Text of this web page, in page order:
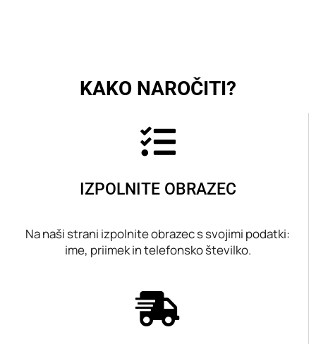
KAKO NAROČITI?
IZPOLNITE OBRAZEC
Na naši strani izpolnite obrazec s svojimi podatki:
ime, priimek in telefonsko številko.